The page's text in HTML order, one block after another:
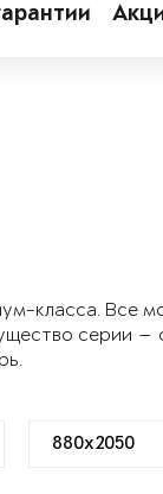
класса. Все
серии —